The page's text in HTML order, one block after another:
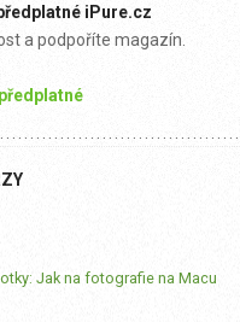
iPure.cz
a podpoříte magazín.
Jak na fotografie na Macu